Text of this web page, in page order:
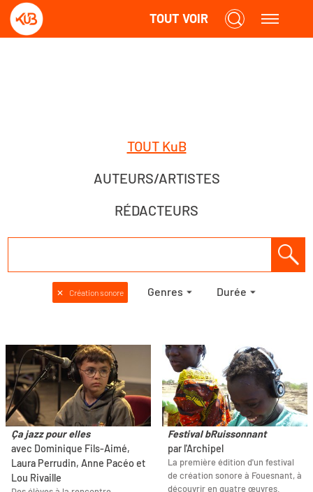
TOUT VOIR
TOUT KuB
AUTEURS/ARTISTES
RÉDACTEURS
✕ Création sonore Genres Durée
Ça jazz pour elles
avec Dominique Fils-Aimé,
Laura Perrudin, Anne Pacéo et
Lou Rivaille
Festival bRuissonnant
par l'Archipel
La première édition d'un festival
de création sonore à Fouesnant, à
découvrir en quatre œuvres.